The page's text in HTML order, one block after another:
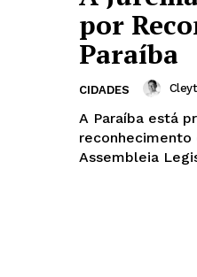
por
Paraíba
CIDADES
A Paraíba está
reconhecimento
Assembleia